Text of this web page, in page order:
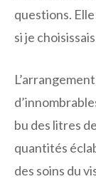
questions.
si je
bu des litres
quantités
des soins du